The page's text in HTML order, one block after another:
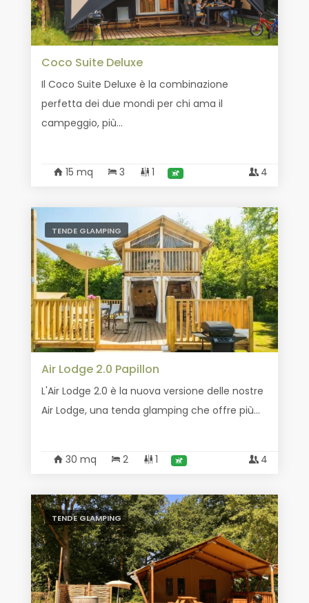
Coco Suite Deluxe
Il Coco Suite Deluxe è la combinazione
perfetta dei due mondi per chi ama il
campeggio, più...
15 mq 3 1 4
TENDE GLAMPING
Air Lodge 2.0 Papillon
L'Air Lodge 2.0 è la nuova versione delle nostre
Air Lodge, una tenda glamping che offre più...
30 mq 2 1 4
TENDE GLAMPING